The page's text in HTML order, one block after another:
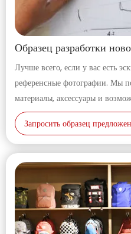
Образец разработки
Лучше всего, если у вас есть
референсные фотографии. Мы
материалы, аксессуары и
Запросить образец